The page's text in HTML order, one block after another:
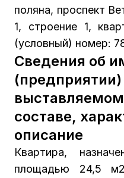
поляна, проспект
1, строение 1,
(условный) номер:
Сведения об
выставляемом
составе,
описание
Квартира,
площадью 24,5